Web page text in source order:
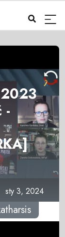
-
sty 3, 2024